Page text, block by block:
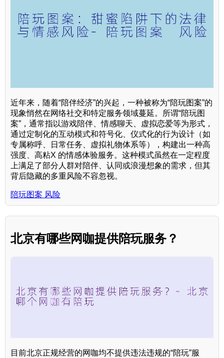
近年来，随着“陪伴经济”的兴起，一种被称为“陪玩图案”的
现象悄然在网络社交和特定服务领域蔓延。所谓“陪玩图
案”，通常指以游戏陪伴、情感聊天、虚拟恋爱等为形式，
通过定制化的互动模式和符号化、仪式化的行为设计（如
专属称呼、日常任务、虚拟礼物体系等），构建出一种高
强度、高粘X 的情感体验服务。这种模式虽然在一定程度
上满足了部分人群对陪伴、认同或浪漫想象的需求，但其
背后隐藏的多重风险不容忽视。
陪玩图案 风险
北京有哪些网咖提供陪玩服务？
目前北京正规经营的网咖均不提供违法违规的“陪玩”服